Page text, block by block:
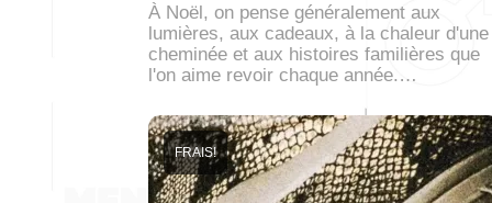
À Noël, on pense généralement aux
lumières, aux cadeaux, à la chaleur d'une
cheminée et aux histoires familières que
l'on aime revoir chaque année.…
FRAIS!